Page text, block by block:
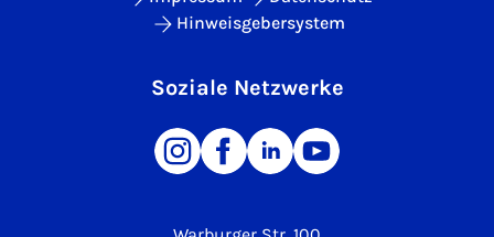
Hinweisgebersystem
Soziale Netzwerke